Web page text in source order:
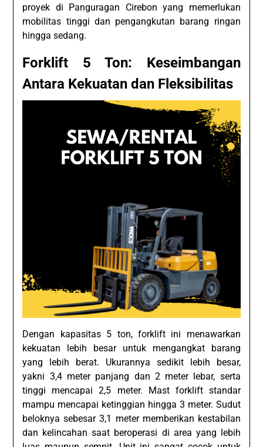
proyek di Panguragan Cirebon yang memerlukan
mobilitas tinggi dan pengangkutan barang ringan
hingga sedang.
Forklift 5 Ton: Keseimbangan
Antara Kekuatan dan Fleksibilitas
Dengan kapasitas 5 ton, forklift ini menawarkan
kekuatan lebih besar untuk mengangkat barang
yang lebih berat. Ukurannya sedikit lebih besar,
yakni 3,4 meter panjang dan 2 meter lebar, serta
tinggi mencapai 2,5 meter. Mast forklift standar
mampu mencapai ketinggian hingga 3 meter. Sudut
beloknya sebesar 3,1 meter memberikan kestabilan
dan kelincahan saat beroperasi di area yang lebih